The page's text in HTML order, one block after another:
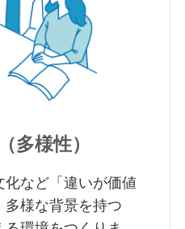
多様性）
など「違いが価値
多様な背景を持つ